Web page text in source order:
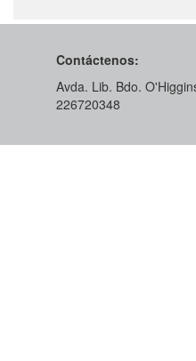
Contáctenos:
Avda. Lib. Bdo.
226720348